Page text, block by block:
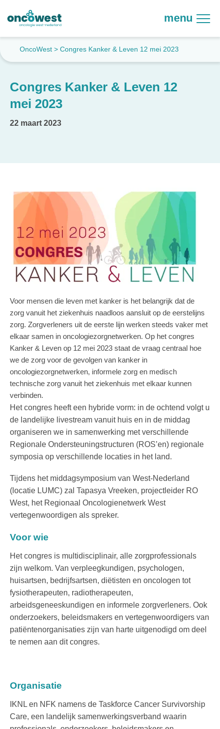
menu
OncoWest > Congres Kanker & Leven 12 mei 2023
Congres Kanker & Leven 12
mei 2023
22 maart 2023
Voor mensen die leven met kanker is het belangrijk dat de
zorg vanuit het ziekenhuis naadloos aansluit op de eerstelijns
zorg. Zorgverleners uit de eerste lijn werken steeds vaker met
elkaar samen in oncologiezorgnetwerken. Op het congres
Kanker & Leven op 12 mei 2023 staat de vraag centraal hoe
we de zorg voor de gevolgen van kanker in
oncologiezorgnetwerken, informele zorg en medisch
technische zorg vanuit het ziekenhuis met elkaar kunnen
verbinden.
Het congres heeft een hybride vorm: in de ochtend volgt u
de landelijke livestream vanuit huis en in de middag
organiseren we in samenwerking met verschillende
Regionale Ondersteuningstructuren (ROS’en) regionale
symposia op verschillende locaties in het land.
Tijdens het middagsymposium van West-Nederland
(locatie LUMC) zal Tapasya Vreeken, projectleider RO
West, het Regionaal Oncologienetwerk West
vertegenwoordigen als spreker.
Voor wie
Het congres is multidisciplinair, alle zorgprofessionals
zijn welkom. Van verpleegkundigen, psychologen,
huisartsen, bedrijfsartsen, diëtisten en oncologen tot
fysiotherapeuten, radiotherapeuten,
arbeidsgeneeskundigen en informele zorgverleners. Ook
onderzoekers, beleidsmakers en vertegenwoordigers van
patiëntenorganisaties zijn van harte uitgenodigd om deel
te nemen aan dit congres.
Organisatie
IKNL en NFK namens de Taskforce Cancer Survivorship
Care, een landelijk samenwerkingsverband waarin